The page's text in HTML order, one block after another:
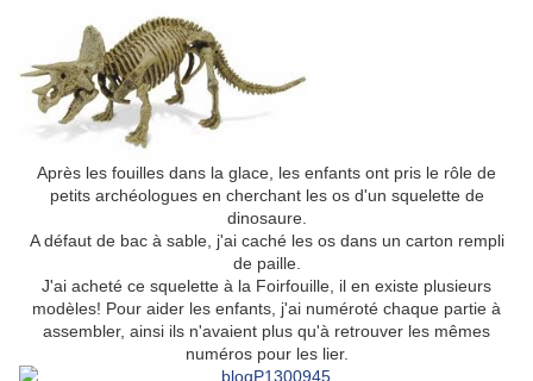
Après les fouilles dans la glace, les enfants ont pris le rôle de
petits archéologues en cherchant les os d'un squelette de
dinosaure.
A défaut de bac à sable, j'ai caché les os dans un carton rempli
de paille.
J'ai acheté ce squelette à la Foirfouille, il en existe plusieurs
modèles! Pour aider les enfants, j'ai numéroté chaque partie à
assembler, ainsi ils n'avaient plus qu'à retrouver les mêmes
numéros pour les lier.